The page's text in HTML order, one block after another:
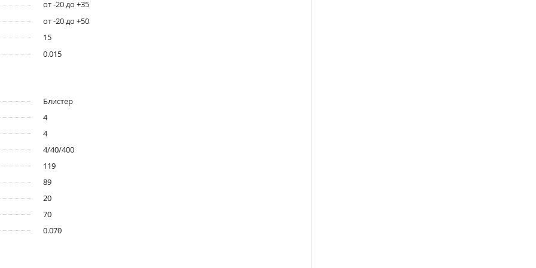
от -20 до +35
от -20 до +50
15
0.015
Блистер
4
4
4/40/400
119
89
20
70
0.070